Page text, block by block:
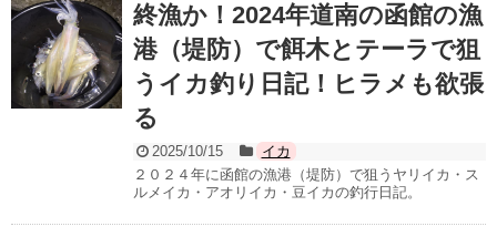
終漁か！2024年道南の函館の漁
港（堤防）で餌木とテーラで狙
うイカ釣り日記！ヒラメも欲張
る
2025/10/15
イカ
２０２４年に函館の漁港（堤防）で狙うヤリイカ・ス
ルメイカ・アオリイカ・豆イカの釣行日記。